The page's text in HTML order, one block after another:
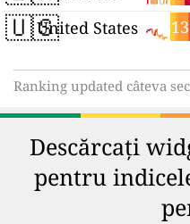
🇺🇸United States
Ranking updated câteva
Descărcați
pentru